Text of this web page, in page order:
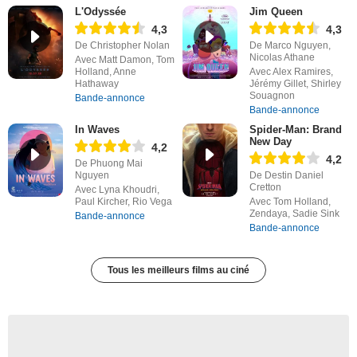
L'Odyssée
4,3
De Christopher Nolan
Avec Matt Damon, Tom
Holland, Anne
Hathaway
Bande-annonce
Jim Queen
4,3
De Marco Nguyen,
Nicolas Athane
Avec Alex Ramires,
Jérémy Gillet, Shirley
Souagnon
Bande-annonce
In Waves
4,2
De Phuong Mai
Nguyen
Avec Lyna Khoudri,
Paul Kircher, Rio Vega
Bande-annonce
Spider-Man: Brand
New Day
4,2
De Destin Daniel
Cretton
Avec Tom Holland,
Zendaya, Sadie Sink
Bande-annonce
Tous les meilleurs films au ciné